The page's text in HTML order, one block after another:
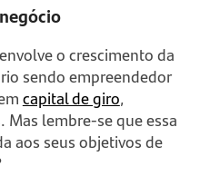
o crescimento da
sendo empreendedor
capital de giro,
lembre-se que essa
aos seus objetivos de